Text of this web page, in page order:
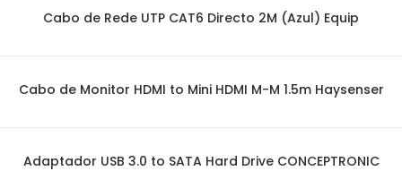
Cabo de Rede UTP CAT6 Directo 2M (Azul) Equip
Cabo de Monitor HDMI to Mini HDMI M-M 1.5m Haysenser
Adaptador USB 3.0 to SATA Hard Drive CONCEPTRONIC